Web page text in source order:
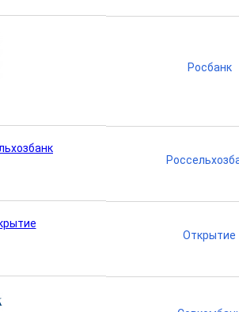
Росбанк
Открытие